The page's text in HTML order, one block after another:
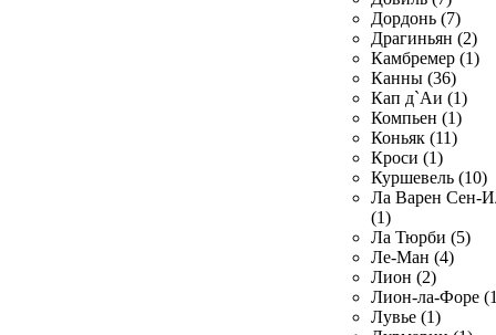
Дордонь (7)
Драгиньян (2)
Камбремер (1)
Канны (36)
Кап д`Аи (1)
Компьен (1)
Коньяк (11)
Кроси (1)
Куршевель (10)
Ла Варен Сен-
(1)
Ла Тюрби (5)
Ле-Ман (4)
Лион (2)
Лион-ла-Форе
Лувье (1)